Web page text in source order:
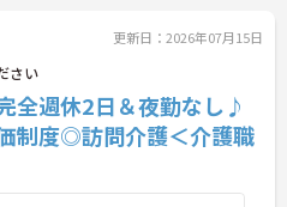
なっており、定年
用制度のもとで、ご
く活躍できます。
症ケアの専門性を
、手厚い研修体制
を目指すことも可
休暇や定年後の再
を描ける福利厚生
更新日：2026年07月15日
さい
全週休2日＆夜勤なし♪
制度◎訪問介護＜介護職